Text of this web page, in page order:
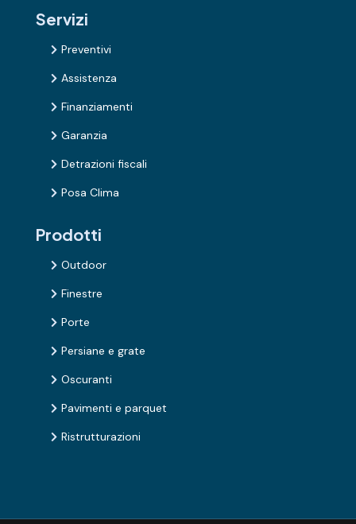
Servizi
 Preventivi
 Assistenza
 Finanziamenti
 Garanzia
 Detrazioni fiscali
 Posa Clima
Prodotti
 Outdoor
 Finestre
 Porte
 Persiane e grate
 Oscuranti
 Pavimenti e parquet
 Ristrutturazioni